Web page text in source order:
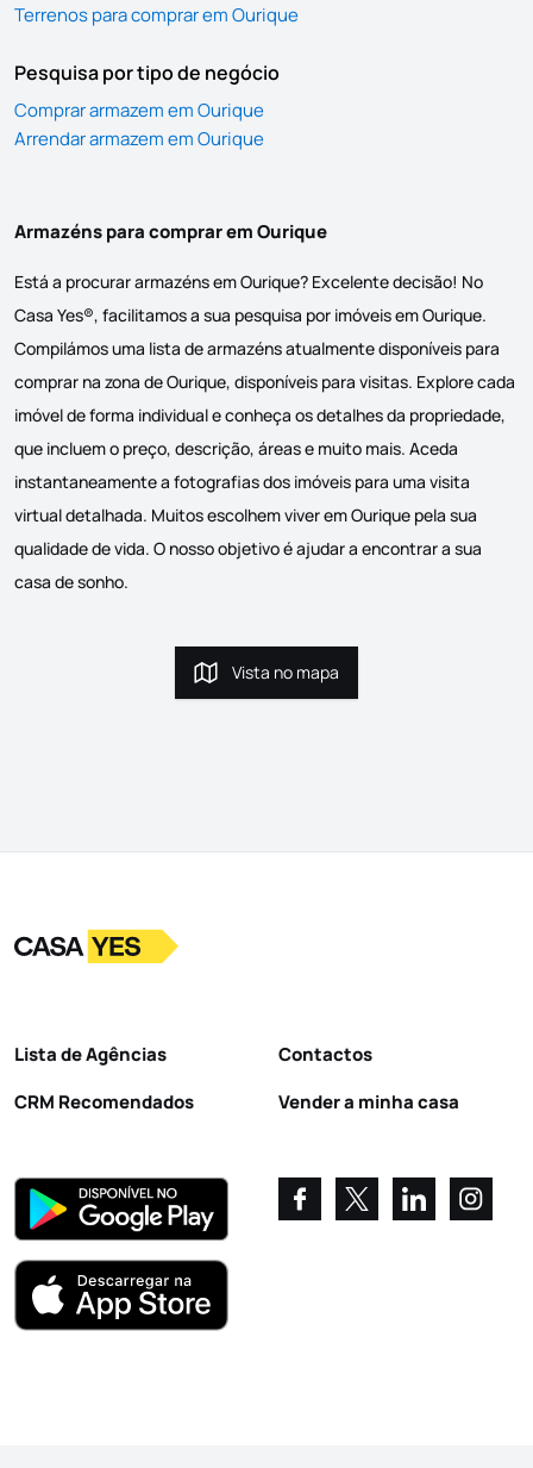
Terrenos para comprar em Ourique
Pesquisa por tipo de negócio
Comprar armazem em Ourique
Arrendar armazem em Ourique
Armazéns para comprar em Ourique
Está a procurar armazéns em Ourique? Excelente decisão! No
Casa Yes®, facilitamos a sua pesquisa por imóveis em Ourique.
Compilámos uma lista de armazéns atualmente disponíveis para
comprar na zona de Ourique, disponíveis para visitas. Explore cada
imóvel de forma individual e conheça os detalhes da propriedade,
que incluem o preço, descrição, áreas e muito mais. Aceda
instantaneamente a fotografias dos imóveis para uma visita
virtual detalhada. Muitos escolhem viver em Ourique pela sua
qualidade de vida. O nosso objetivo é ajudar a encontrar a sua
casa de sonho.
Vista no mapa
Vista no mapa
LogoIr para a homepage
Lista de Agências
CRM Recomendados
Contactos
Vender a minha casa